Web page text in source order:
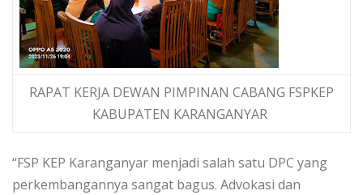
RAPAT KERJA DEWAN PIMPINAN CABANG FSPKEP
KABUPATEN KARANGANYAR
“FSP KEP Karanganyar menjadi salah satu DPC yang
perkembangannya sangat bagus. Advokasi dan